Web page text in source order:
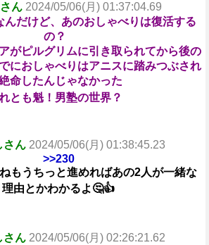
ん 2024/05/06(月) 01:37:04.69
んだけど、あのおしゃべりは復活する
の？
がピルグリムに引き取られてから後の
におしゃべりはアニスに踏みつぶされ
命したんじゃなかった
とも魁！男塾の世界？
さん 2024/05/06(月) 01:38:45.23
>>230
もうちっと進めればあの2人が一緒な
理由とかわかるよ🤔👍
さん 2024/05/06(月) 02:26:21.62